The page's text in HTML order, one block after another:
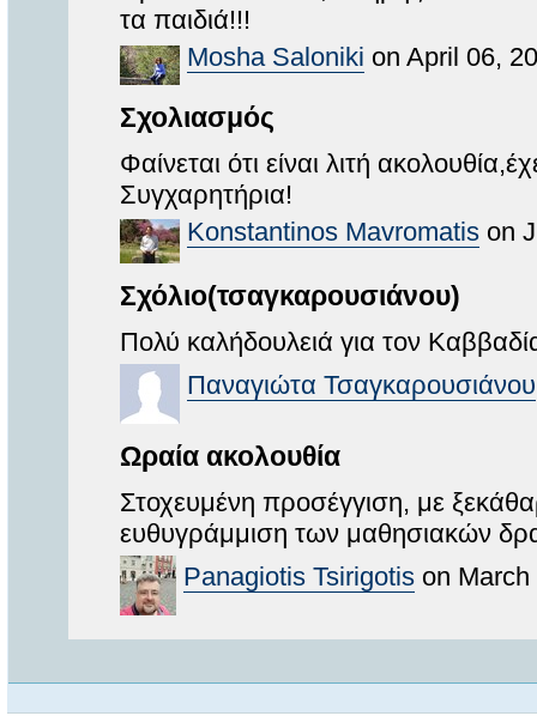
τα παιδιά!!!
Mosha Saloniki on April 06,
Σχολιασμός
Φαίνεται ότι είναι λιτή
Συγχαρητήρια!
Konstantinos Mavromatis on
Σχόλιο(τσαγκαρουσιάνου)
Πολύ καλήδουλειά για τον
Παναγιώτα Τσαγκαρουσιάνου
Ωραία ακολουθία
Στοχευμένη προσέγγιση, με
ευθυγράμμιση των μαθησιακών
Panagiotis Tsirigotis on